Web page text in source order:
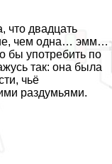
что двадцать
чем одна… эмм…
бы употребить по
так: она была
чьё
раздумьями.